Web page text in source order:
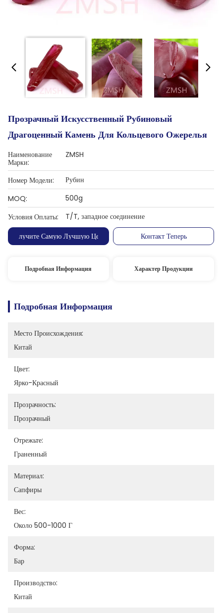
Прозрачный Искусственный Рубиновый
Драгоценный Камень Для Кольцевого Ожерелья
Наименование
Марки:
ZMSH
Номер Модели:
Рубин
MOQ:
500g
Условия Оплаты:
T/T, западное соединение
Получите Самую Лучшую Цену
Контакт Теперь
Подробная Информация Характер Продукции
Подробная Информация
Место Происхождения:
Китай
Цвет:
Ярко-Красный
Прозрачность:
Прозрачный
Отрежьте:
Граненный
Материал:
Сапфиры
Вес:
Около 500-1000 Г
Форма:
Бар
Производство:
Китай